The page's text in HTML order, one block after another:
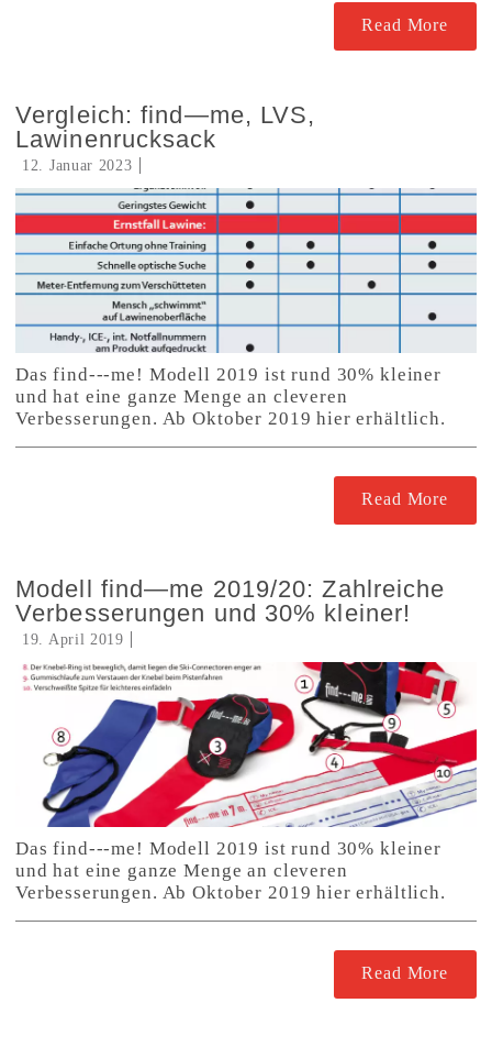
Read More
Vergleich: find—me, LVS,
Lawinenrucksack
12. Januar 2023
Das find---me! Modell 2019 ist rund 30% kleiner
und hat eine ganze Menge an cleveren
Verbesserungen. Ab Oktober 2019 hier erhältlich.
Read More
Modell find—me 2019/20: Zahlreiche
Verbesserungen und 30% kleiner!
19. April 2019
Das find---me! Modell 2019 ist rund 30% kleiner
und hat eine ganze Menge an cleveren
Verbesserungen. Ab Oktober 2019 hier erhältlich.
Read More